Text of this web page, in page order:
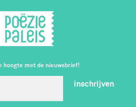
hoogte met de nieuwsbrief!
inschrijven